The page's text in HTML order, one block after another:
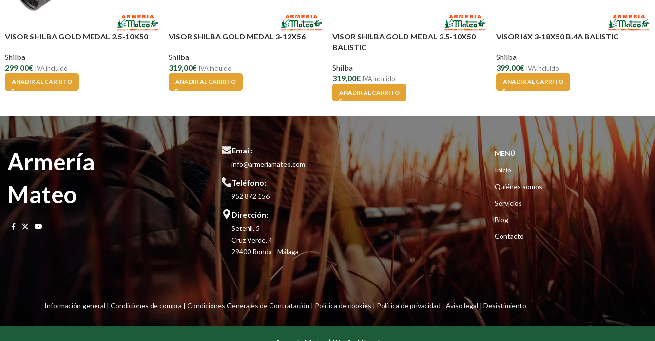
VISOR SHILBA GOLD MEDAL 2.5-10X50
Shilba
299,00€ IVA incluido
AÑADIR AL CARRITO
VISOR SHILBA GOLD MEDAL 3-12X56
Shilba
319,00€ IVA incluido
AÑADIR AL CARRITO
VISOR SHILBA GOLD MEDAL 2.5-10X50
BALISTIC
Shilba
319,00€ IVA incluido
AÑADIR AL CARRITO
VISOR I6X 3-18X50 B.4A BALISTIC
Shilba
399,00€ IVA incluido
AÑADIR AL CARRITO
Armería
Mateo
Email:
info@armeriamateo.com
Teléfono:
952 872 156
Dirección:
Setenil, 5
Cruz Verde, 4
29400 Ronda - Málaga
MENÚ
Inicio
Quiénes somos
Servicios
Blog
Contacto
Información general | Condiciones de compra | Condiciones Generales de Contratación | Política de cookies | Política de privacidad |Aviso legal | Desistimiento